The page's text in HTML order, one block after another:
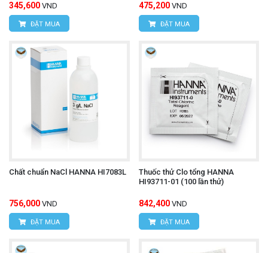
345,600 VND
ĐẶT MUA
475,200 VND
ĐẶT MUA
Chất chuẩn NaCl HANNA HI7083L
756,000 VND
ĐẶT MUA
Thuốc thử Clo tổng HANNA
HI93711-01 (100 lần thử)
842,400 VND
ĐẶT MUA